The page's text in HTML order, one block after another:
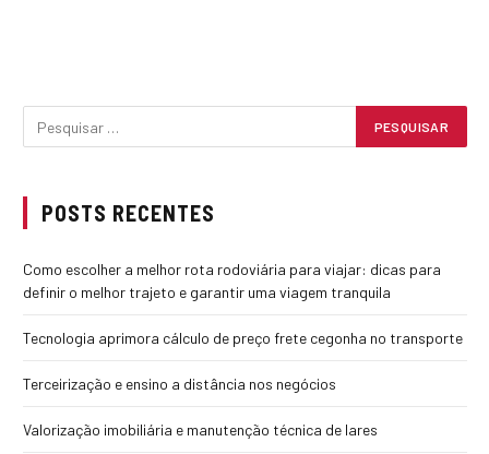
POSTS RECENTES
Como escolher a melhor rota rodoviária para viajar: dicas para
definir o melhor trajeto e garantir uma viagem tranquila
Tecnologia aprimora cálculo de preço frete cegonha no transporte
Terceirização e ensino a distância nos negócios
Valorização imobiliária e manutenção técnica de lares